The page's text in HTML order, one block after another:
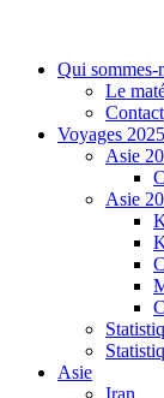
Qui sommes-
Le
Contact
Voyages
Asie
Asie
Asie